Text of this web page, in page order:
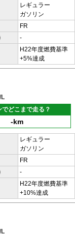
レギュラー
ガソリン
FR
-
H22年度燃費基準
+5%達成
でどこまで走る？
-km
レギュラー
ガソリン
FR
-
H22年度燃費基準
+10%達成